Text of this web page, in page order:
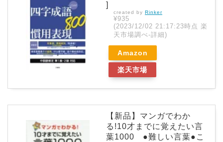
]
created by Rinker
¥935
(2023/12/02 21:17:23時点 楽
天市場調べ-詳細)
Amazon
楽天市場
【新品】マンガでわか
る!10才までに覚えたい言
葉1000 ●難しい言葉●こ